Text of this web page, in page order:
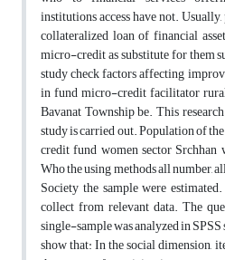
institutions access have not.
collateralized loan of financial
micro-credit as substitute for them
study check factors affecting
in fund micro-credit facilitator
Bavanat Township be. This
study is carried out. Population of
credit fund women sector
Who the using methods all number,
Society the sample were
collect from relevant data. The
single-sample was analyzed in
show that: In the social dimension,